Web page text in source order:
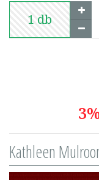
Kathleen